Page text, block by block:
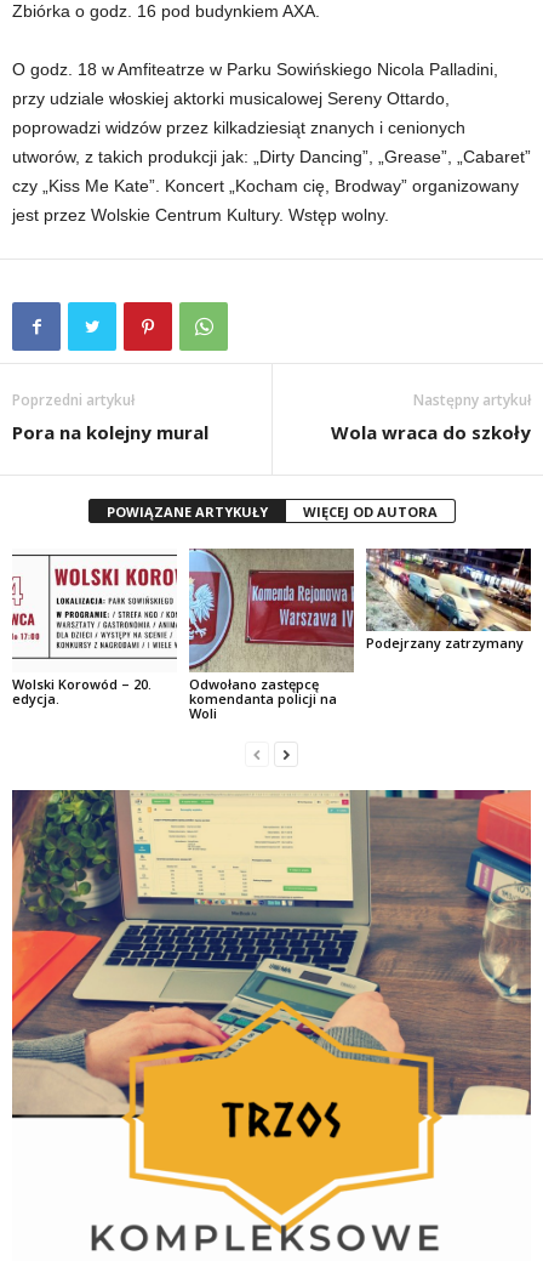
Zbiórka o godz. 16 pod budynkiem AXA.
O godz. 18 w Amfiteatrze w Parku Sowińskiego Nicola Palladini,
przy udziale włoskiej aktorki musicalowej Sereny Ottardo,
poprowadzi widzów przez kilkadziesiąt znanych i cenionych
utworów, z takich produkcji jak: „Dirty Dancing”, „Grease”, „Cabaret”
czy „Kiss Me Kate”. Koncert „Kocham cię, Brodway” organizowany
jest przez Wolskie Centrum Kultury. Wstęp wolny.
Poprzedni artykuł
Pora na kolejny mural
Następny artykuł
Wola wraca do szkoły
POWIĄZANE ARTYKUŁY WIĘCEJ OD AUTORA
Wolski Korowód – 20.
edycja.
Odwołano zastępcę
komendanta policji na
Woli
Podejrzany zatrzymany